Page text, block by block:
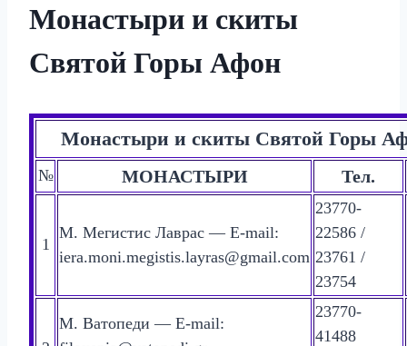
Монастыри и скиты
Святой Горы Афон
Монастыри и скиты Святой Горы
№ МОНАСТЫРИ Тел.
1
М. Мегистис Лаврас — E-mail:
iera.moni.megistis.layras@gmail.com
23770-
22586 /
23761 /
23754
М. Ватопеди — E-mail:
23770-
41488